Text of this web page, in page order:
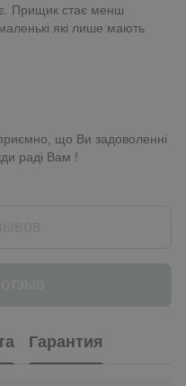
є. Прищик стає менш
які лише мають
що Ви задоволенні
раді Вам !
Гарантия